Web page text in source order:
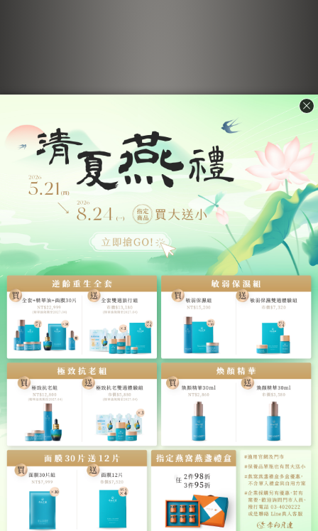
典燕窩・60ml・15罐入
NT$8,280
NT$10,300
【菁萃拾伍・燕窩禮盒】菁
萃燕窩・60ml・15罐入
NT$4,380
NT$5,450
【無糖極濃六入・燕窩禮
盒】無糖極濃燕窩・40ml・
6罐入
NT$6,380
NT$8,000
【極濃六入・燕窩禮盒】極
濃燕窩・40ml・6罐入
NT$6,380